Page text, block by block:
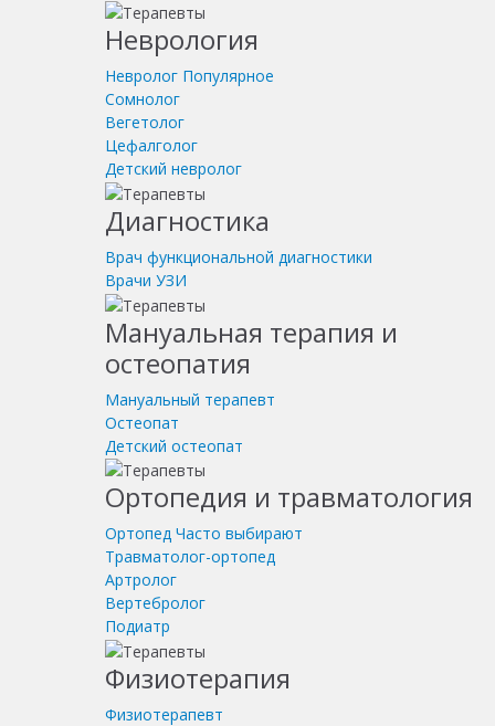
Неврология
Невролог Популярное
Сомнолог
Вегетолог
Цефалголог
Детский невролог
Диагностика
Врач функциональной диагностики
Врачи УЗИ
Мануальная терапия и
остеопатия
Мануальный терапевт
Остеопат
Детский остеопат
Ортопедия и травматология
Ортопед Часто выбирают
Травматолог-ортопед
Артролог
Вертебролог
Подиатр
Физиотерапия
Физиотерапевт